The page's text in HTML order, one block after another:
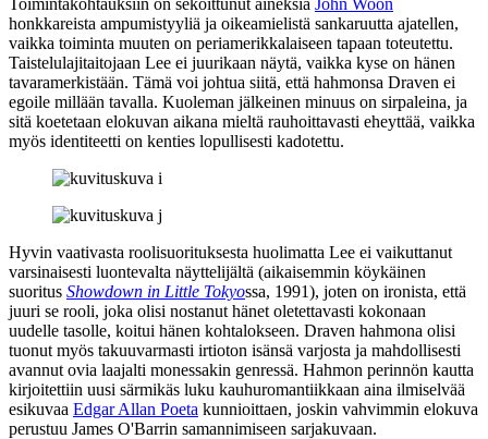
honkkareista ampumistyyliä ja oikeamielistä sankaruutta ajatellen,
vaikka toiminta muuten on periamerikkalaiseen tapaan toteutettu.
Taistelulajitaitojaan Lee ei juurikaan näytä, vaikka kyse on hänen
tavaramerkistään. Tämä voi johtua siitä, että hahmonsa Draven ei
egoile millään tavalla. Kuoleman jälkeinen minuus on sirpaleina, ja
sitä koetetaan elokuvan aikana mieltä rauhoittavasti eheyttää, vaikka
myös identiteetti on kenties lopullisesti kadotettu.
Hyvin vaativasta roolisuorituksesta huolimatta Lee ei vaikuttanut
varsinaisesti luontevalta näyttelijältä (aikaisemmin köykäinen
suoritus Showdown in Little Tokyossa, 1991), joten on ironista, että
juuri se rooli, joka olisi nostanut hänet oletettavasti kokonaan
uudelle tasolle, koitui hänen kohtalokseen. Draven hahmona olisi
tuonut myös takuuvarmasti irtioton isänsä varjosta ja mahdollisesti
avannut ovia laajalti monessakin genressä. Hahmon perinnön kautta
kirjoitettiin uusi särmikäs luku kauhuromantiikkaan aina ilmiselvää
esikuvaa Edgar Allan Poeta kunnioittaen, joskin vahvimmin elokuva
perustuu James O'Barrin samannimiseen sarjakuvaan.